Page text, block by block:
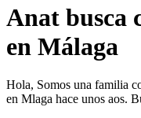
Anat busca
en Málaga
Hola, Somos una familia
en Mlaga hace unos aos.